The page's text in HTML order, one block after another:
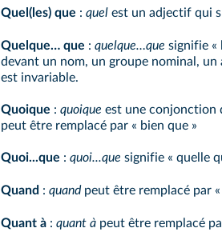
Quel(les) que : quel est un adjectif qui
Quelque… que : quelque…que signifie «
devant un nom, un groupe nominal, un
est invariable.
Quoique : quoique est une conjonction
peut être remplacé par « bien que »
Quoi...que : quoi...que signifie « quelle
Quand : quand peut être remplacé par
Quant à : quant à peut être remplacé